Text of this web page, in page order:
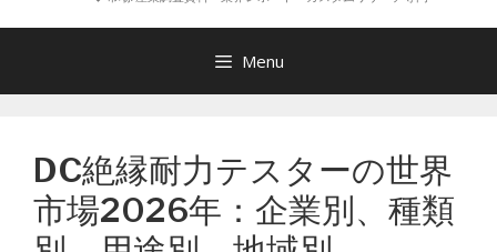
へ
Menu
DC絶縁耐力テスターの世界
市場2026年：企業別、種類